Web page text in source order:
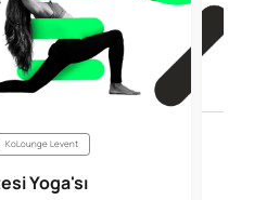
KoLounge Levent
Yoga'sı